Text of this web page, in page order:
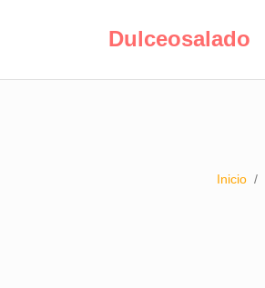
Dulceosalado
Inicio /